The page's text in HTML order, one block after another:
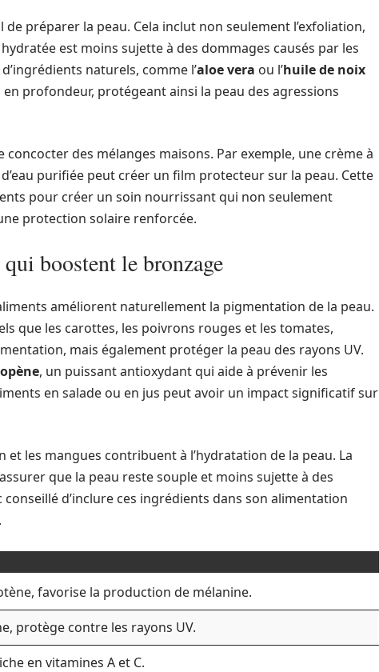
de préparer la peau. Cela inclut non seulement l’exfoliation,
est moins sujette à des dommages causés par les
naturels, comme l’aloe vera ou l’huile de noix
profondeur, protégeant ainsi la peau des agressions
des mélanges maisons. Par exemple, une crème à
purifiée peut créer un film protecteur sur la peau. Cette
pour créer un soin nourrissant qui non seulement
protection solaire renforcée.
boostent le bronzage
améliorent naturellement la pigmentation de la peau.
que les carottes, les poivrons rouges et les tomates,
mais également protéger la peau des rayons UV.
, un puissant antioxydant qui aide à prévenir les
en salade ou en jus peut avoir un impact significatif sur
et les mangues contribuent à l’hydratation de la peau. La
que la peau reste souple et moins sujette à des
d’inclure ces ingrédients dans son alimentation
favorise la production de mélanine.
protège contre les rayons UV.
en vitamines A et C.